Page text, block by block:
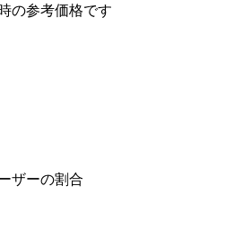
の参考価格です
ザーの割合